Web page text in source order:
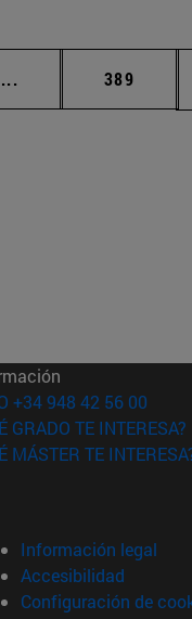
... Páginas Página
389
+34 948 42 56 00
GRADO TE INTERESA?
MÁSTER TE
Información legal
Accesibilidad
Configuración de